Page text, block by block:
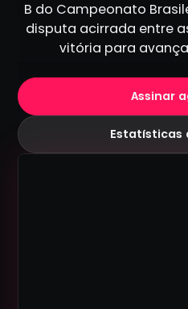
B do Campeonato
disputa acirrada entre
vitória para
Assinar
Estatísticas